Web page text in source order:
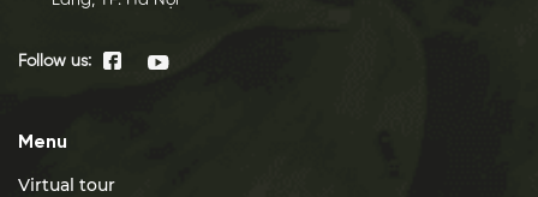
Follow us:
Menu
Virtual tour